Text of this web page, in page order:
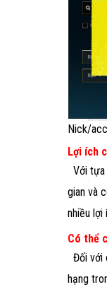
Nick/
Lợi ích
Với tựa
gian và
nhiều lợi
Có thể
Đối với
hạng